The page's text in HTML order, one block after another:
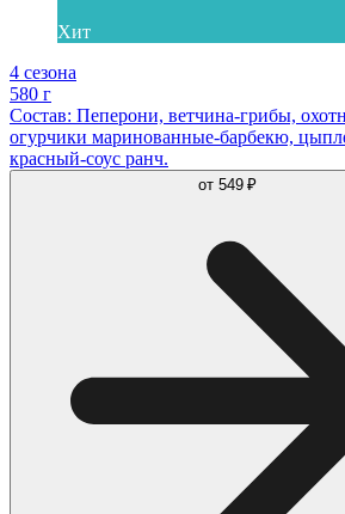
Хит
4 сезона
580 г
Состав: Пеперони, ветчина-грибы,
огурчики маринованные-барбекю,
красный-соус ранч.
от 549 ₽